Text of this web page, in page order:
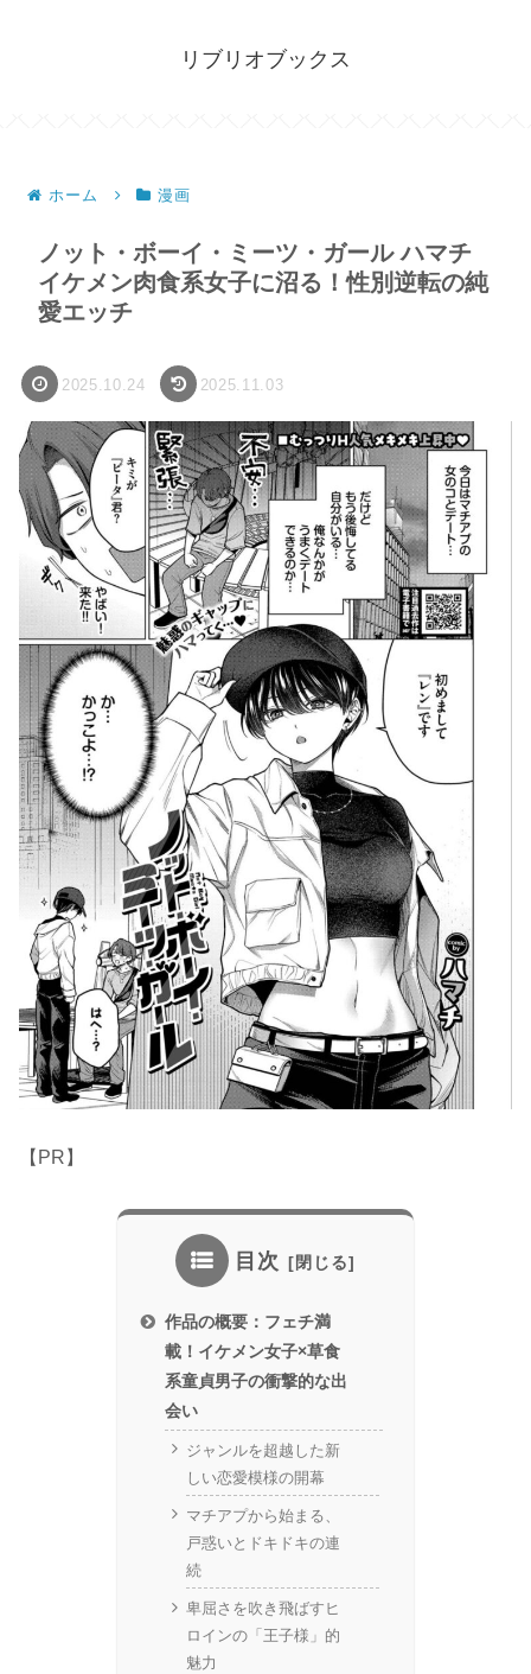
リブリオブックス
ホーム 漫画
ノット・ボーイ・ミーツ・ガール ハマチ
イケメン肉食系女子に沼る！性別逆転の純
愛エッチ
2025.10.24 2025.11.03
【PR】
目次
作品の概要：フェチ満
載！イケメン女子×草食
系童貞男子の衝撃的な出
会い
ジャンルを超越した新
しい恋愛模様の開幕
マチアプから始まる、
戸惑いとドキドキの連
続
卑屈さを吹き飛ばすヒ
ロインの「王子様」的
魅力